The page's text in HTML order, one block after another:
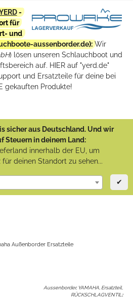
-
für
und
aussenborder.de): Wir
) lösen unseren Schlauchboot und
auf. HIER auf "yerd.de"
und Ersatzteile für deine bei
gekauften Produkte!
sicher aus Deutschland. Und wir
Steuern in deinem Land:
innerhalb der EU, um
deinen Standort zu sehen...
✔
Außenborder Ersatzteile
Aussenborder, YAMAHA, Ersatzteil,
RÜCKSCHLAGVENTIL :